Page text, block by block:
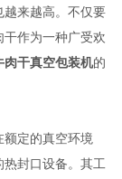
来越高。不仅要
作为一种广受欢
肉干真空包装机的
定的真空环境
热封口设备。其工